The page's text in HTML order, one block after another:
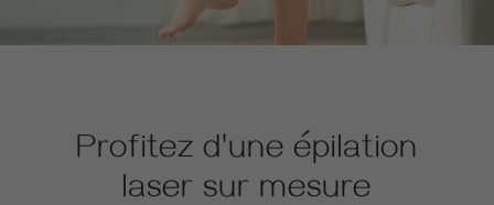
Profitez d'une épilation
laser sur mesure